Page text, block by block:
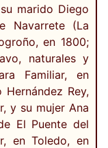
marido Diego
Navarrete (La
en 1800;
naturales y
Familiar, en
Rey,
y su mujer Ana
El Puente del
en Toledo, en